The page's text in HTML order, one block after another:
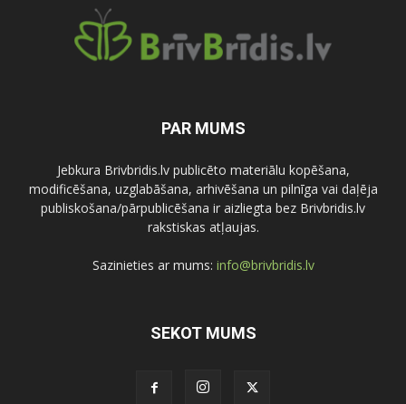
PAR MUMS
Jebkura Brivbridis.lv publicēto materiālu kopēšana,
modificēšana, uzglabāšana, arhivēšana un pilnīga vai daļēja
publiskošana/pārpublicēšana ir aizliegta bez Brivbridis.lv
rakstiskas atļaujas.
Sazinieties ar mums: info@brivbridis.lv
SEKOT MUMS